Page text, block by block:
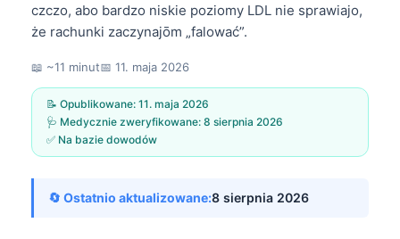
czczo, abo bardzo niskie poziomy LDL nie sprawiajo,
że rachunki zaczynajōm „falować”.
📖 ~11 minut📅 11. maja 2026
📝 Opublikowane: 11. maja 2026
🩺 Medycznie zweryfikowane: 8 sierpnia 2026
✅ Na bazie dowodów
🔄 Ostatnio aktualizowane:8 sierpnia 2026